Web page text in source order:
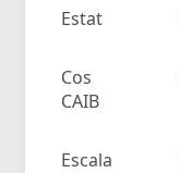
Estat
Cos
CAIB
Escala